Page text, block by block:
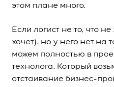
этом плане много.
Если логист не то, что не
хочет), но у него нет на
можем полностью в
технолога. Который
отстаивание бизнес-